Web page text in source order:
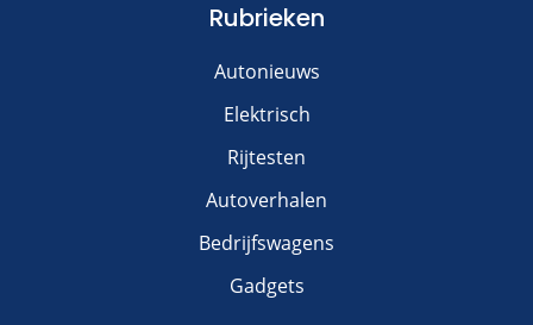
Rubrieken
Autonieuws
Elektrisch
Rijtesten
Autoverhalen
Bedrijfswagens
Gadgets